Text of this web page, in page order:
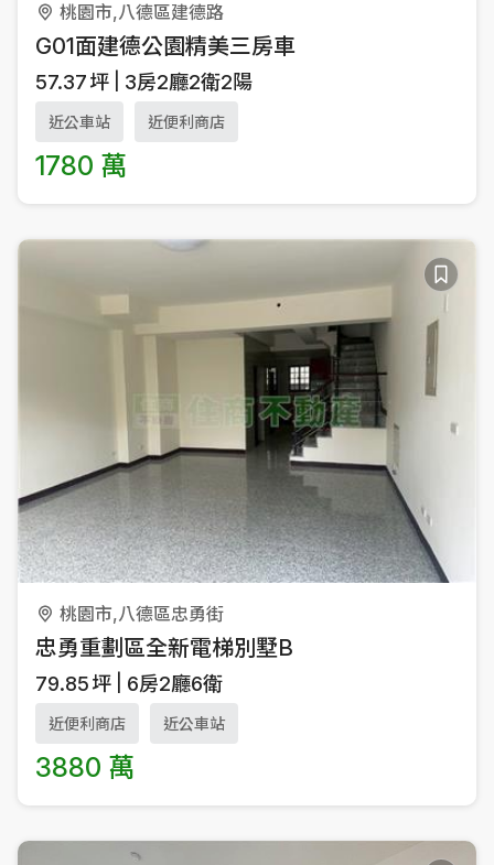
桃園市,八德區建德路
G01面建德公園精美三房車
57.37坪 3房2廳2衛2陽
近公車站 近便利商店
1780 萬
桃園市,八德區忠勇街
忠勇重劃區全新電梯別墅B
79.85坪 6房2廳6衛
近便利商店 近公車站
3880 萬